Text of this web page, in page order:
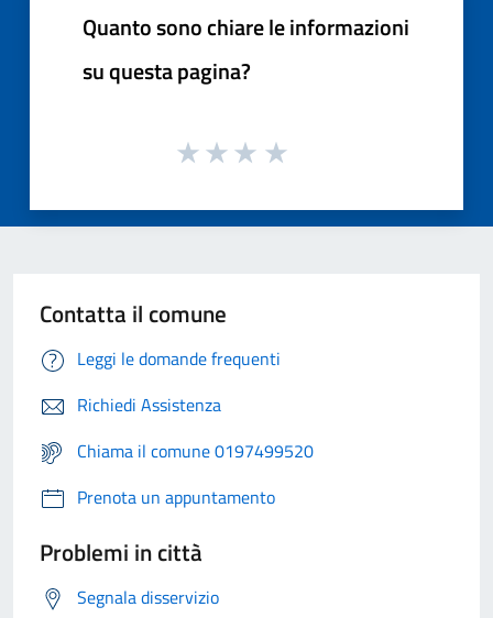
Quanto sono chiare le informazioni
su questa pagina?
Contatta il comune
Leggi le domande frequenti
Richiedi Assistenza
Chiama il comune 0197499520
Prenota un appuntamento
Problemi in città
Segnala disservizio